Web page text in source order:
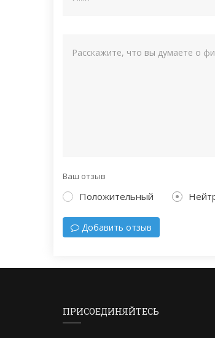
Ваш отзыв
Положительный
Добавить отзыв
ПРИСОЕДИНЯЙТЕСЬ